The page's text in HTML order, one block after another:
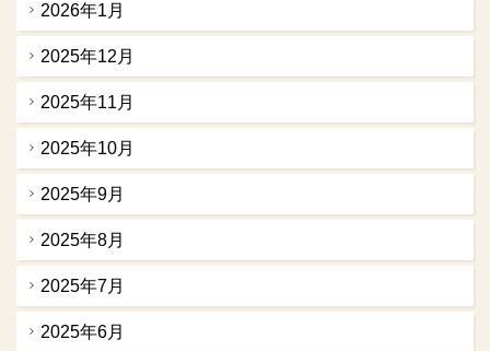
2026年1月
2025年12月
2025年11月
2025年10月
2025年9月
2025年8月
2025年7月
2025年6月